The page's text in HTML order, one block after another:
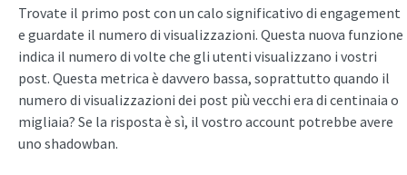
Trovate il primo post con un calo significativo di engagement
e guardate il numero di visualizzazioni. Questa nuova funzione
indica il numero di volte che gli utenti visualizzano i vostri
post. Questa metrica è davvero bassa, soprattutto quando il
numero di visualizzazioni dei post più vecchi era di centinaia o
migliaia? Se la risposta è sì, il vostro account potrebbe avere
uno shadowban.